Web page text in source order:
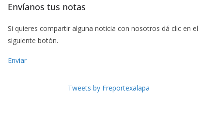
Envíanos tus notas
Si quieres compartir alguna noticia con nosotros dá clic en el
siguiente botón.
Enviar
Tweets by Freportexalapa